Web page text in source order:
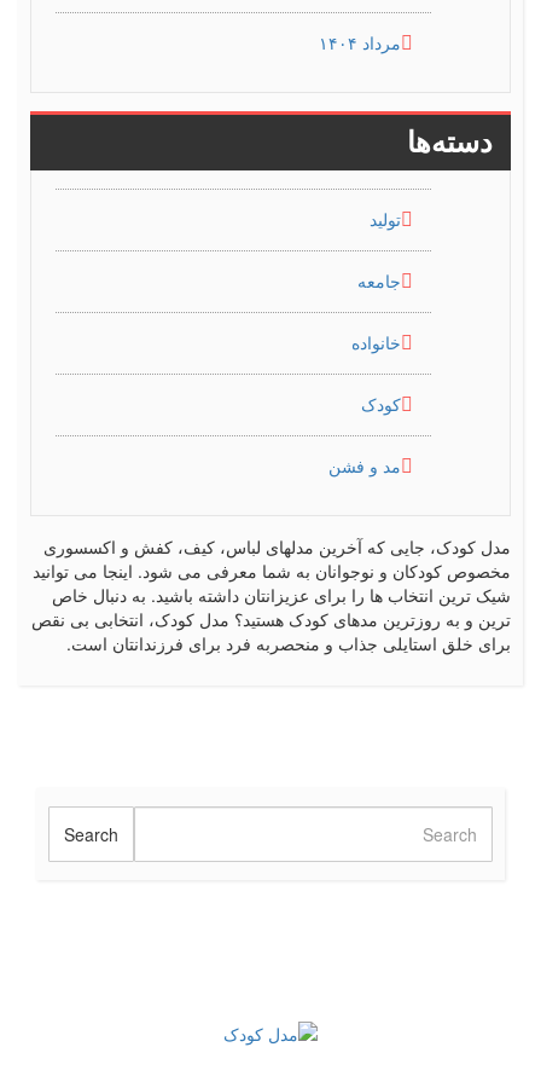
مرداد ۱۴۰۴
دسته‌ها
تولید
جامعه
خانواده
کودک
مد و فشن
مدل کودک، جایی که آخرین مدلهای لباس، کیف، کفش و اکسسوری
مخصوص کودکان و نوجوانان به شما معرفی می شود. اینجا می توانید
شیک ترین انتخاب ها را برای عزیزانتان داشته باشید. به دنبال خاص
ترین و به روزترین مدهای کودک هستید؟ مدل کودک، انتخابی بی نقص
برای خلق استایلی جذاب و منحصربه فرد برای فرزندانتان است.